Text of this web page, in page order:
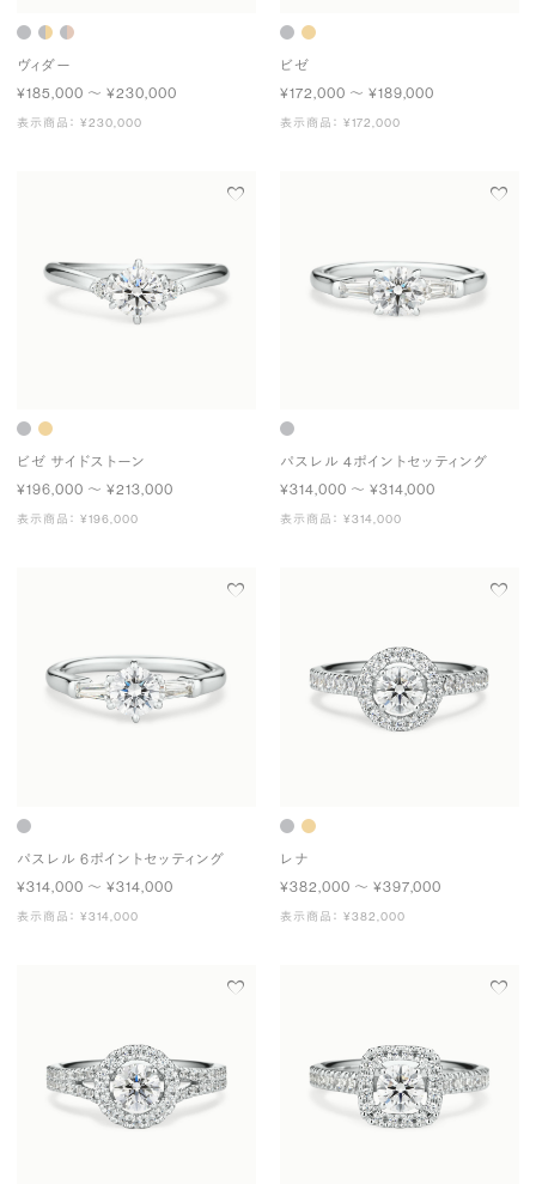
ヴィダー
¥185,000 〜 ¥230,000
表示商品： ¥230,000
ビゼ
¥172,000 〜 ¥189,000
表示商品： ¥172,000
ビゼ サイドストーン
¥196,000 〜 ¥213,000
表示商品： ¥196,000
パスレル 4ポイントセッティング
¥314,000 〜 ¥314,000
表示商品： ¥314,000
パスレル 6ポイントセッティング
¥314,000 〜 ¥314,000
表示商品： ¥314,000
レナ
¥382,000 〜 ¥397,000
表示商品： ¥382,000